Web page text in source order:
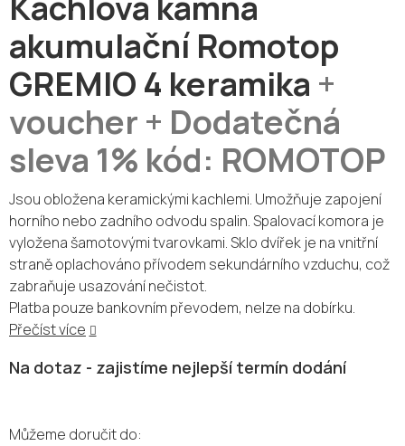
Můžeme doručit do:
akumulační Romotop
GREMIO 4 keramika +
voucher + Dodatečná
sleva 1% kód: ROMOTOP
Jsou obložena keramickými kachlemi. Umožňuje zapojení
horního nebo zadního odvodu spalin. Spalovací komora je
vyložena šamotovými tvarovkami. Sklo dvířek je na vnitřní
straně oplachováno přívodem sekundárního vzduchu, což
zabraňuje usazování nečistot.
Platba pouze bankovním převodem, nelze na dobírku.
Přečíst více
Na dotaz - zajistíme nejlepší termín dodání